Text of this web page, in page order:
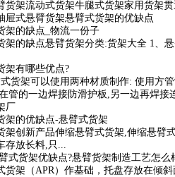
货架流动式货架牛腿式货架家用货架
屉式悬臂货架悬臂式货架的优缺点
架的缺点_物流一份子
架的缺点悬臂货架分类:货架大全 1、
架有哪些优点?
货架可以使用两种材质制作: 使用方
管的一边焊接防滑护板,另一边再焊接
厂
架的优缺点-悬臂式货架
架创新产品伸缩悬臂式货架,伸缩悬臂
存放长料,只...
式货架优缺点?悬臂货架制造工艺怎么
货架（APR）作基础，托盘存放在倾